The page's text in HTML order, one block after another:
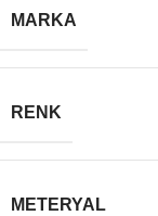
MARKA
RENK
METERYAL